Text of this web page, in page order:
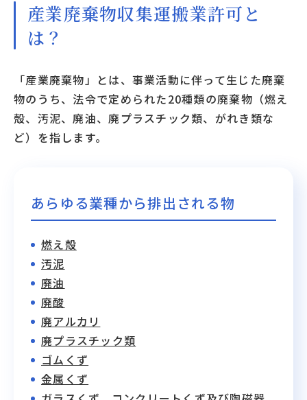
産業廃棄物収集運搬業許可と
は？
「産業廃棄物」とは、事業活動に伴って生じた廃棄
物のうち、法令で定められた20種類の廃棄物（燃え
殻、汚泥、廃油、廃プラスチック類、がれき類な
ど）を指します。
あらゆる業種から排出される物
燃え殻
汚泥
廃油
廃酸
廃アルカリ
廃プラスチック類
ゴムくず
金属くず